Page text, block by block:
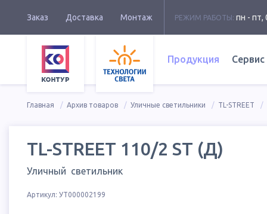
Заказ Доставка Монтаж РЕЖИМ РАБОТЫ: пн - пт,
Продукция Сервис
Главная Архив товаров Уличные светильники TL-STREET
TL-STREET 110/2 ST (Д)
Уличный светильник
Артикул: УТ000002199